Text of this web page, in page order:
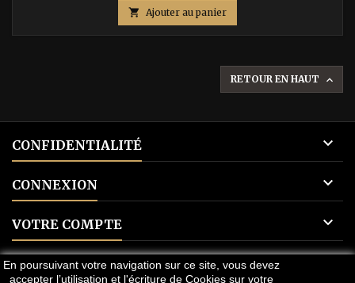
 Ajouter au panier
RETOUR EN HAUT 
CONFIDENTIALITÉ 
CONNEXION 
VOTRE COMPTE 
CONTACT
En poursuivant votre navigation sur ce site, vous devez
accepter l’utilisation et l'écriture de Cookies sur votre